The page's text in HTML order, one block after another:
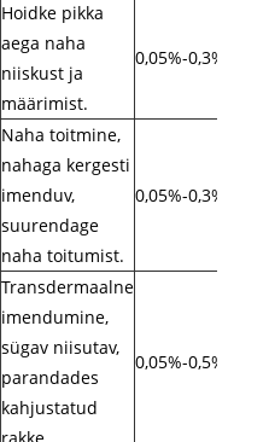
Hoidke pikka
aega naha
niiskust ja
määrimist.
0,05%-0,3%
Naha toitmine,
nahaga kergesti
imenduv,
suurendage
naha toitumist.
0,05%-0,3%
Transdermaalne
imendumine,
sügav niisutav,
parandades
kahjustatud
0,05%-0,5%